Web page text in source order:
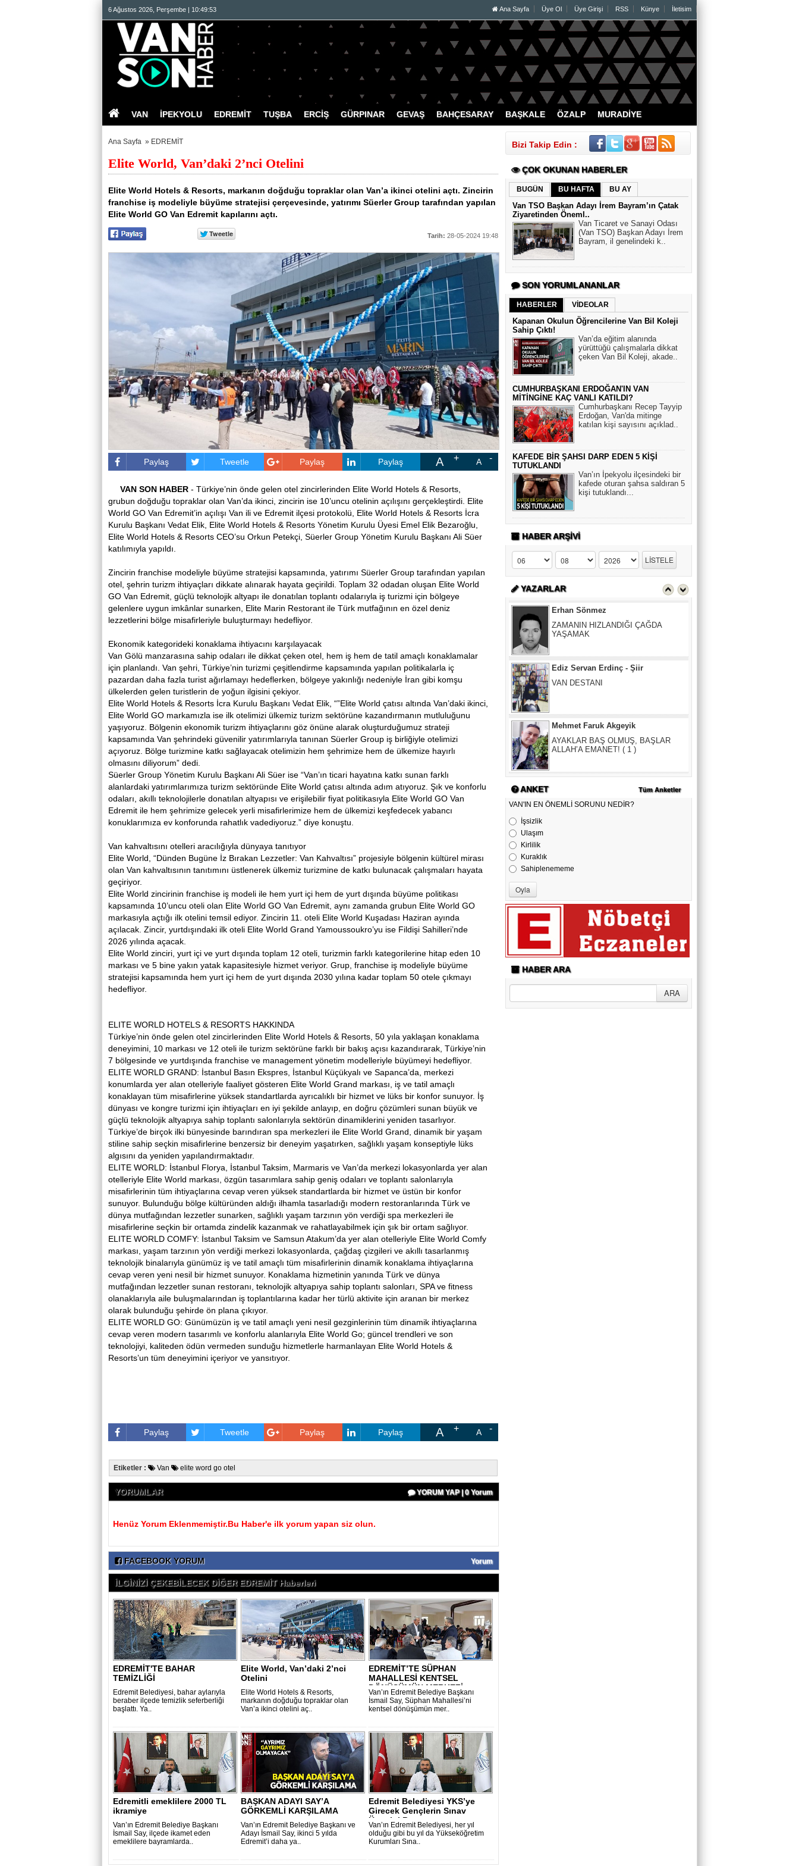
6 Ağustos 2026, Perşembe | 10:49:54 Ana Sayfa Üye Ol Üye Girişi RSS Künye İletisim
VAN İPEKYOLU EDREMİT TUŞBA ERCİŞ GÜRPINAR GEVAŞ BAHÇESARAY BAŞKALE ÖZALP MURADİYE
Ana Sayfa » EDREMİT
Elite World, Van’daki 2’nci Otelini
Elite World Hotels & Resorts, markanın doğduğu topraklar olan Van’a ikinci otelini açtı. Zincirin
franchise iş modeliyle büyüme stratejisi çerçevesinde, yatırımı Süerler Group tarafından yapılan
Elite World GO Van Edremit kapılarını açtı.
Tarih: 28-05-2024 19:48
Paylaş Tweetle Paylaş Paylaş A A
VAN SON HABER - Türkiye’nin önde gelen otel zincirlerinden Elite World Hotels & Resorts,
grubun doğduğu topraklar olan Van’da ikinci, zincirin ise 10’uncu otelinin açılışını gerçekleştirdi. Elite
World GO Van Edremit’in açılışı Van ili ve Edremit ilçesi protokolü, Elite World Hotels & Resorts İcra
Kurulu Başkanı Vedat Elik, Elite World Hotels & Resorts Yönetim Kurulu Üyesi Emel Elik Bezaroğlu,
Elite World Hotels & Resorts CEO’su Orkun Petekçi, Süerler Group Yönetim Kurulu Başkanı Ali Süer
katılımıyla yapıldı.
Zincirin franchise modeliyle büyüme stratejisi kapsamında, yatırımı Süerler Group tarafından yapılan
otel, şehrin turizm ihtiyaçları dikkate alınarak hayata geçirildi. Toplam 32 odadan oluşan Elite World
GO Van Edremit, güçlü teknolojik altyapı ile donatılan toplantı odalarıyla iş turizmi için bölgeye
gelenlere uygun imkânlar sunarken, Elite Marin Restorant ile Türk mutfağının en özel deniz
lezzetlerini bölge misafirleriyle buluşturmayı hedefliyor.
Ekonomik kategorideki konaklama ihtiyacını karşılayacak
Van Gölü manzarasına sahip odaları ile dikkat çeken otel, hem iş hem de tatil amaçlı konaklamalar
için planlandı. Van şehri, Türkiye’nin turizmi çeşitlendirme kapsamında yapılan politikalarla iç
pazardan daha fazla turist ağırlamayı hedeflerken, bölgeye yakınlığı nedeniyle İran gibi komşu
ülkelerden gelen turistlerin de yoğun ilgisini çekiyor.
Elite World Hotels & Resorts İcra Kurulu Başkanı Vedat Elik, “”Elite World çatısı altında Van’daki ikinci,
Elite World GO markamızla ise ilk otelimizi ülkemiz turizm sektörüne kazandırmanın mutluluğunu
yaşıyoruz. Bölgenin ekonomik turizm ihtiyaçlarını göz önüne alarak oluşturduğumuz strateji
kapsamında Van şehrindeki güvenilir yatırımlarıyla tanınan Süerler Group iş birliğiyle otelimizi
açıyoruz. Bölge turizmine katkı sağlayacak otelimizin hem şehrimize hem de ülkemize hayırlı
olmasını diliyorum” dedi.
Süerler Group Yönetim Kurulu Başkanı Ali Süer ise “Van’ın ticari hayatına katkı sunan farklı
alanlardaki yatırımlarımıza turizm sektöründe Elite World çatısı altında adım atıyoruz. Şık ve konforlu
odaları, akıllı teknolojilerle donatılan altyapısı ve erişilebilir fiyat politikasıyla Elite World GO Van
Edremit ile hem şehrimize gelecek yerli misafirlerimize hem de ülkemizi keşfedecek yabancı
konuklarımıza ev konforunda rahatlık vadediyoruz.” diye konuştu.
Van kahvaltısını otelleri aracılığıyla dünyaya tanıtıyor
Elite World, “Dünden Bugüne İz Bırakan Lezzetler: Van Kahvaltısı” projesiyle bölgenin kültürel mirası
olan Van kahvaltısının tanıtımını üstlenerek ülkemiz turizmine de katkı bulunacak çalışmaları hayata
geçiriyor.
Elite World zincirinin franchise iş modeli ile hem yurt içi hem de yurt dışında büyüme politikası
kapsamında 10’uncu oteli olan Elite World GO Van Edremit, aynı zamanda grubun Elite World GO
markasıyla açtığı ilk otelini temsil ediyor. Zincirin 11. oteli Elite World Kuşadası Haziran ayında
açılacak. Zincir, yurtdışındaki ilk oteli Elite World Grand Yamoussoukro’yu ise Fildişi Sahilleri’nde
2026 yılında açacak.
Elite World zinciri, yurt içi ve yurt dışında toplam 12 oteli, turizmin farklı kategorilerine hitap eden 10
markası ve 5 bine yakın yatak kapasitesiyle hizmet veriyor. Grup, franchise iş modeliyle büyüme
stratejisi kapsamında hem yurt içi hem de yurt dışında 2030 yılına kadar toplam 50 otele çıkmayı
hedefliyor.
ELITE WORLD HOTELS & RESORTS HAKKINDA
Türkiye’nin önde gelen otel zincirlerinden Elite World Hotels & Resorts, 50 yıla yaklaşan konaklama
deneyimini, 10 markası ve 12 oteli ile turizm sektörüne farklı bir bakış açısı kazandırarak, Türkiye’nin
7 bölgesinde ve yurtdışında franchise ve management yönetim modelleriyle büyümeyi hedefliyor.
ELITE WORLD GRAND: İstanbul Basın Ekspres, İstanbul Küçükyalı ve Sapanca’da, merkezi
konumlarda yer alan otelleriyle faaliyet gösteren Elite World Grand markası, iş ve tatil amaçlı
konaklayan tüm misafirlerine yüksek standartlarda ayrıcalıklı bir hizmet ve lüks bir konfor sunuyor. İş
dünyası ve kongre turizmi için ihtiyaçları en iyi şekilde anlayıp, en doğru çözümleri sunan büyük ve
güçlü teknolojik altyapıya sahip toplantı salonlarıyla sektörün dinamiklerini yeniden tasarlıyor.
Türkiye’de birçok ilki bünyesinde barındıran spa merkezleri ile Elite World Grand, dinamik bir yaşam
stiline sahip seçkin misafirlerine benzersiz bir deneyim yaşatırken, sağlıklı yaşam konseptiyle lüks
algısını da yeniden yapılandırmaktadır.
ELITE WORLD: İstanbul Florya, İstanbul Taksim, Marmaris ve Van’da merkezi lokasyonlarda yer alan
otelleriyle Elite World markası, özgün tasarımlara sahip geniş odaları ve toplantı salonlarıyla
misafirlerinin tüm ihtiyaçlarına cevap veren yüksek standartlarda bir hizmet ve üstün bir konfor
sunuyor. Bulunduğu bölge kültüründen aldığı ilhamla tasarladığı modern restoranlarında Türk ve
dünya mutfağından lezzetler sunarken, sağlıklı yaşam tarzının yön verdiği spa merkezleri ile
misafirlerine seçkin bir ortamda zindelik kazanmak ve rahatlayabilmek için şık bir ortam sağlıyor.
ELITE WORLD COMFY: İstanbul Taksim ve Samsun Atakum’da yer alan otelleriyle Elite World Comfy
markası, yaşam tarzının yön verdiği merkezi lokasyonlarda, çağdaş çizgileri ve akıllı tasarlanmış
teknolojik binalarıyla günümüz iş ve tatil amaçlı tüm misafirlerinin dinamik konaklama ihtiyaçlarına
cevap veren yeni nesil bir hizmet sunuyor. Konaklama hizmetinin yanında Türk ve dünya
mutfağından lezzetler sunan restoranı, teknolojik altyapıya sahip toplantı salonları, SPA ve fitness
olanaklarıyla aile buluşmalarından iş toplantılarına kadar her türlü aktivite için aranan bir merkez
olarak bulunduğu şehirde ön plana çıkıyor.
ELITE WORLD GO: Günümüzün iş ve tatil amaçlı yeni nesil gezginlerinin tüm dinamik ihtiyaçlarına
cevap veren modern tasarımlı ve konforlu alanlarıyla Elite World Go; güncel trendleri ve son
teknolojiyi, kaliteden ödün vermeden sunduğu hizmetlerle harmanlayan Elite World Hotels &
Resorts’un tüm deneyimini içeriyor ve yansıtıyor.
Paylaş Tweetle Paylaş Paylaş A A
Etiketler : Van elite word go otel
YORUMLAR YORUM YAP | 0 Yorum
Henüz Yorum Eklenmemiştir.Bu Haber'e ilk yorum yapan siz olun.
FACEBOOK YORUM Yorum
İLGİNİZİ ÇEKEBİLECEK DİĞER EDREMİT Haberleri
EDREMİT'TE BAHAR
TEMİZLİĞİ
Edremit Belediyesi, bahar aylarıyla
beraber ilçede temizlik seferberliği
başlattı. Ya..
Elite World, Van’daki 2’nci
Otelini
Elite World Hotels & Resorts,
markanın doğduğu topraklar olan
Van’a ikinci otelini aç..
EDREMİT’TE SÜPHAN
MAHALLESİ KENTSEL
DÖNÜŞÜMÜN MERKEZİ
OLUYOR..
Van’ın Edremit Belediye Başkanı
İsmail Say, Süphan Mahallesi’ni
kentsel dönüşümün mer..
Edremitli emeklilere 2000 TL
ikramiye
Van’ın Edremit Belediye Başkanı
İsmail Say, ilçede ikamet eden
emeklilere bayramlarda..
BAŞKAN ADAYI SAY’A
GÖRKEMLİ KARŞILAMA
Van’ın Edremit Belediye Başkanı ve
Adayı İsmail Say, ikinci 5 yılda
Edremit’i daha ya..
Edremit Belediyesi YKS’ye
Girecek Gençlerin Sınav
Ücretini B..
Van’ın Edremit Belediyesi, her yıl
olduğu gibi bu yıl da Yükseköğretim
Kurumları Sına..
Bizi Takip Edin :
ÇOK OKUNAN HABERLER
BUGÜN BU HAFTA BU AY
Van TSO Başkan Adayı İrem Bayram’ın Çatak
Ziyaretinden Öneml..
Van Ticaret ve Sanayi Odası
(Van TSO) Başkan Adayı İrem
Bayram, il genelindeki k..
SON YORUMLANANLAR
HABERLER VİDEOLAR
Kapanan Okulun Öğrencilerine Van Bil Koleji
Sahip Çıktı!
Van’da eğitim alanında
yürüttüğü çalışmalarla dikkat
çeken Van Bil Koleji, akade..
CUMHURBAŞKANI ERDOĞAN'IN VAN
MİTİNGİNE KAÇ VANLI KATILDI?
Cumhurbaşkanı Recep Tayyip
Erdoğan, Van'da mitinge
katılan kişi sayısını açıklad..
KAFEDE BİR ŞAHSI DARP EDEN 5 KİŞİ
TUTUKLANDI
Van’ın İpekyolu ilçesindeki bir
kafede oturan şahsa saldıran 5
kişi tutuklandı...
HABER ARŞİVİ
YAZARLAR
Ediz Servan Erdinç - Şiir
VAN DESTANI
Mehmet Faruk Akgeyik
AYAKLAR BAŞ OLMUŞ, BAŞLAR
ALLAH’A EMANET! ( 1 )
Erhan Sönmez
VAN DESTANI
Mehmet Faruk Akgeyik
ZAMANIN HIZLANDIĞI ÇAĞDA
ANKET Tüm Anketler
VAN'IN EN ÖNEMLİ SORUNU NEDİR?
İşsizlik
Ulaşım
Kirlilik
Kuraklık
Sahiplenememe
HABER ARA